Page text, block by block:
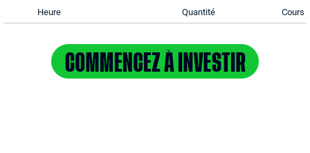
Heure Quantité Cours